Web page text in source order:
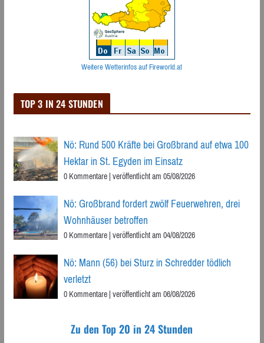
Weitere Wetterinfos auf Fireworld.at
TOP 3 IN 24 STUNDEN
Nö: Rund 500 Kräfte bei Großbrand auf etwa 100
Hektar in St. Egyden im Einsatz
0 Kommentare|veröffentlicht am 05/08/2026
Nö: Großbrand fordert zwölf Feuerwehren, drei
Wohnhäuser betroffen
0 Kommentare|veröffentlicht am 04/08/2026
Nö: Mann (56) bei Sturz in Schredder tödlich
verletzt
0 Kommentare|veröffentlicht am 06/08/2026
Zu den Top 20 in 24 Stunden